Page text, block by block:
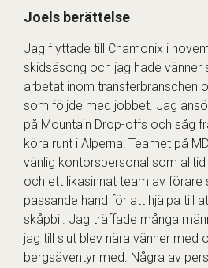
Joels berättelse
Jag flyttade till Chamonix i
skidsäsong och jag hade vänner
arbetat inom transferbranschen
som följde med jobbet. Jag
på Mountain Drop-offs och såg
köra runt i Alperna! Teamet på
vänlig kontorspersonal som
och ett likasinnat team av förare
passande hand för att hjälpa till
skåpbil. Jag träffade många
jag till slut blev nära vänner med
bergsäventyr med. Några av